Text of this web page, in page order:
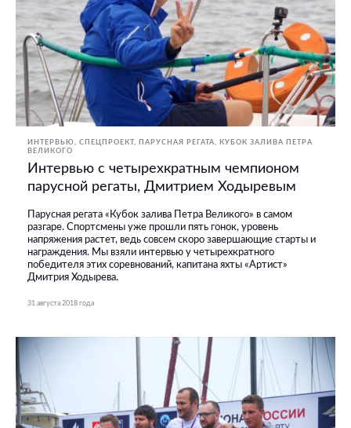
ИНТЕРВЬЮ СПЕЦПРОЕКТ ПАРУСНАЯ РЕГАТА
КУБОК ЗАЛИВА ПЕТРА
ВЕЛИКОГО
Интервью с четырехкратным чемпионом
парусной регаты, Дмитрием Ходыревым
Парусная регата «Кубок залива Петра Великого» в самом
разгаре. Спортсмены уже прошли пять гонок, уровень
напряжения растет, ведь совсем скоро завершающие старты и
награждения. Мы взяли интервью у четырехкратного
победителя этих соревнований, капитана яхты «Артист»
Дмитрия Ходырева.
31 августа 2018 года